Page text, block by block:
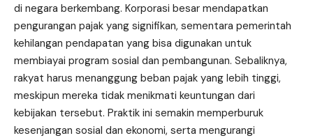
di negara berkembang. Korporasi besar mendapatkan
pengurangan pajak yang signifikan, sementara pemerintah
kehilangan pendapatan yang bisa digunakan untuk
membiayai program sosial dan pembangunan. Sebaliknya,
rakyat harus menanggung beban pajak yang lebih tinggi,
meskipun mereka tidak menikmati keuntungan dari
kebijakan tersebut. Praktik ini semakin memperburuk
kesenjangan sosial dan ekonomi, serta mengurangi